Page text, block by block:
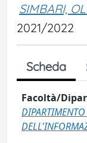
SIMBARI,
2021/2022
Scheda
Facoltà/